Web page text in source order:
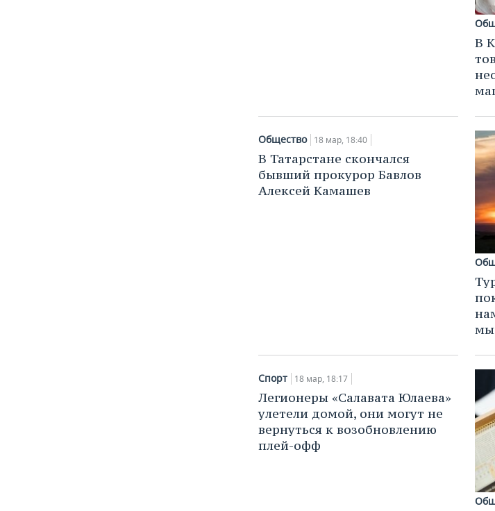
В
Общество 18 мар, 18:40
В Татарстане скончался
бывший прокурор Бавлов
Алексей Камашев
мы
Спорт 18 мар, 18:17
Легионеры «Салавата Юлаева»
улетели домой, они могут не
вернуться к возобновлению
плей-офф